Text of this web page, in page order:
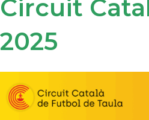
Circuit
2025